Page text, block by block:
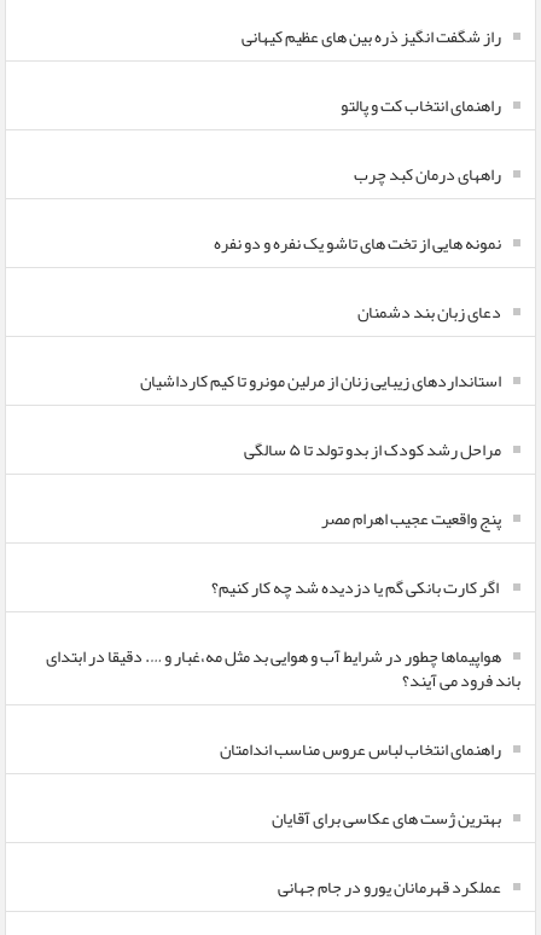
راز شگفت انگیز ذره بین های عظیم کیهانی
راهنمای انتخاب کت و پالتو
راههای درمان کبد چرب
نمونه هایی از تخت های تاشو یک نفره و دو نفره
دعای زبان بند دشمنان
استانداردهای زیبایی زنان از مرلین مونرو تا کیم کارداشیان
مراحل رشد کودک از بدو تولد تا ۵ سالگی
پنج واقعیت عجیب اهرام مصر
اگر کارت بانکی گم یا دزدیده شد چه کار کنیم؟
هواپیماها چطور در شرایط آب و هوایی بد مثل مه،غبار و …. دقیقا در ابتدای
باند فرود می آیند؟
راهنمای انتخاب لباس عروس مناسب اندامتان
بهترین ژست های عکاسی برای آقایان
عملکرد قهرمانان یورو در جام جهانی